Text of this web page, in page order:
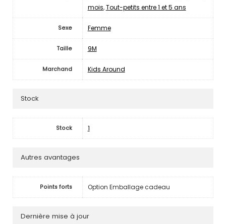
mois,Tout-petits entre 1 et 5 ans
Sexe Femme
Taille 9M
Marchand Kids Around
Stock
Stock 1
Autres avantages
Points forts Option Emballage cadeau
Dernière mise à jour